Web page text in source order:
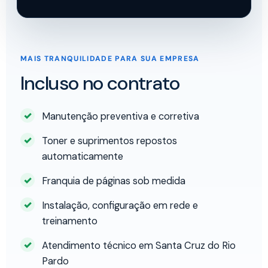
MAIS TRANQUILIDADE PARA SUA EMPRESA
Incluso no contrato
Manutenção preventiva e corretiva
Toner e suprimentos repostos
automaticamente
Franquia de páginas sob medida
Instalação, configuração em rede e
treinamento
Atendimento técnico em Santa Cruz do Rio
Pardo